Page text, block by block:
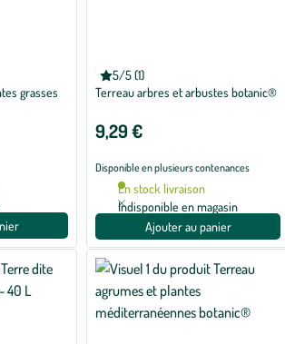
grasses
5/5 (1)
Note
moyenne
sur
5
1
BOTANIC®
Terreau arbres et arbustes botanic®
9,29 €
Disponible en plusieurs contenances
En stock livraison
Indisponible en magasin
Ajouter au panier